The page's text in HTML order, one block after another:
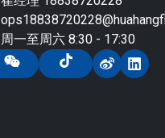
周一至周六 8:30 - 17:30